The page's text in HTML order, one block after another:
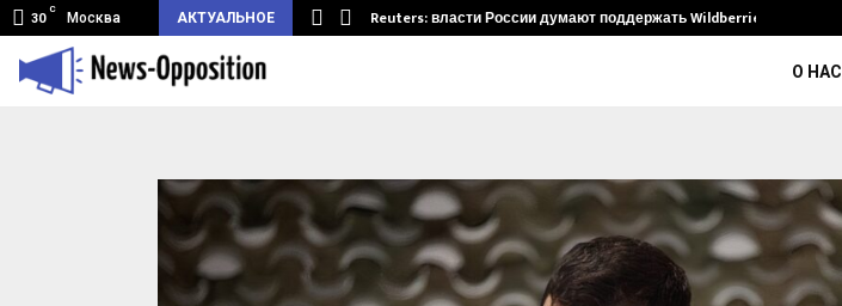
30
C
Москва АКТУАЛЬНОЕ
туннель из Беларуси.… Reuters: власти России думают поддержать Wildberries и его…
О НАС